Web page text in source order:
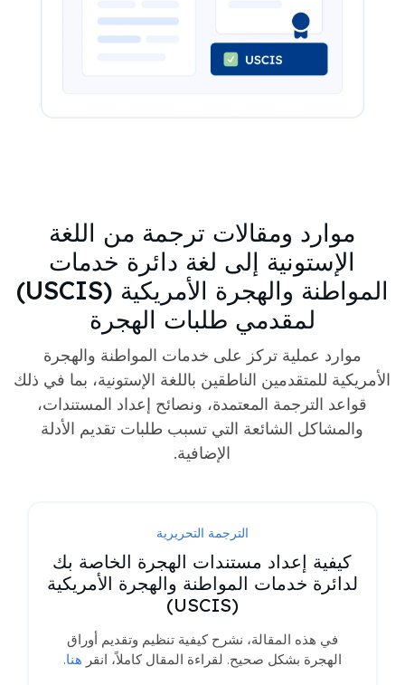
موارد ومقالات ترجمة من اللغة
الإستونية إلى لغة دائرة خدمات
المواطنة والهجرة الأمريكية (USCIS)
لمقدمي طلبات الهجرة
موارد عملية تركز على خدمات المواطنة والهجرة
الأمريكية للمتقدمين الناطقين باللغة الإستونية، بما في ذلك
قواعد الترجمة المعتمدة، ونصائح إعداد المستندات،
والمشاكل الشائعة التي تسبب طلبات تقديم الأدلة
الإضافية.
الترجمة التحريرية
كيفية إعداد مستندات الهجرة الخاصة بك
لدائرة خدمات المواطنة والهجرة الأمريكية
(USCIS)
في هذه المقالة، نشرح كيفية تنظيم وتقديم أوراق
الهجرة بشكل صحيح. لقراءة المقال كاملاً، انقر هنا.